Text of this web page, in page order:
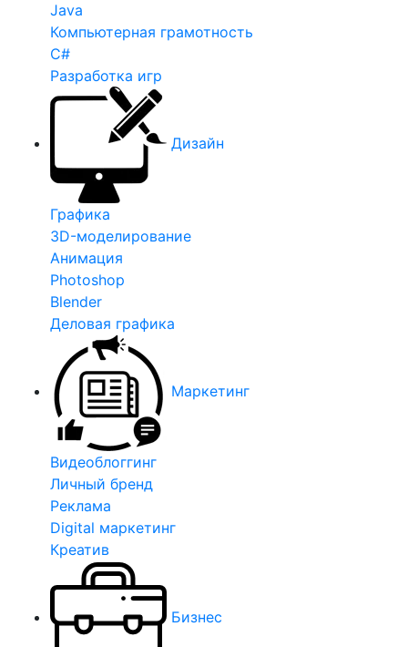
Java
Компьютерная грамотность
C#
Разработка игр
Дизайн
Графика
3D-моделирование
Анимация
Photoshop
Blender
Деловая графика
Маркетинг
Видеоблоггинг
Личный бренд
Реклама
Digital маркетинг
Креатив
Бизнес